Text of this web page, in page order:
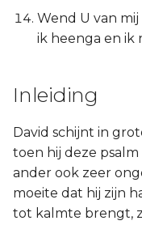
2 Johannes
Judas
Openbaring
Wend U van
ik heenga en ik
Inleiding
David schijnt in
toen hij deze
ander ook zeer
moeite dat hij zijn
tot kalmte brengt,